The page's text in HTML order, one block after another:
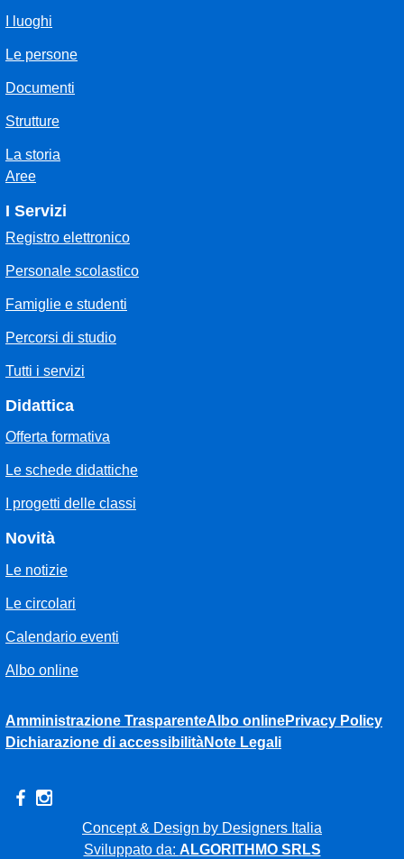
I luoghi
Le persone
Documenti
Strutture
La storia
Aree
I Servizi
Registro elettronico
Personale scolastico
Famiglie e studenti
Percorsi di studio
Tutti i servizi
Didattica
Offerta formativa
Le schede didattiche
I progetti delle classi
Novità
Le notizie
Le circolari
Calendario eventi
Albo online
Amministrazione TrasparenteAlbo onlinePrivacy Policy
Dichiarazione di accessibilitàNote Legali
Concept & Design by Designers Italia
Sviluppato da: ALGORITHMO SRLS